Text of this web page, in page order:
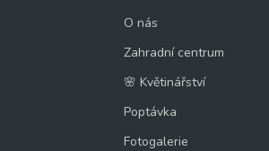
O nás
Zahradní centrum
🌸 Květinářství
Poptávka
Fotogalerie